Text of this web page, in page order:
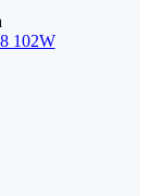
102W